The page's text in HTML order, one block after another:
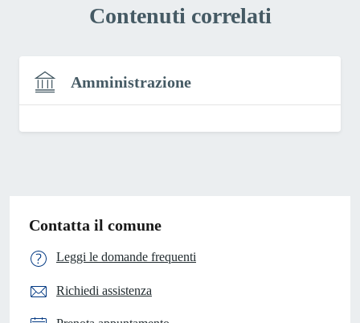
Contenuti correlati
Amministrazione
Contatta il comune
Leggi le domande frequenti
Richiedi assistenza